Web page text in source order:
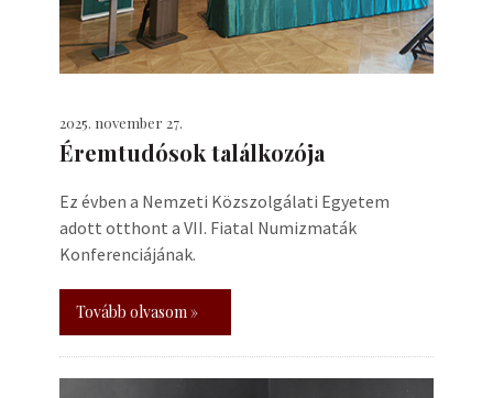
2025. november 27.
Éremtudósok találkozója
Ez évben a Nemzeti Közszolgálati Egyetem
adott otthont a VII. Fiatal Numizmaták
Konferenciájának.
Tovább olvasom »